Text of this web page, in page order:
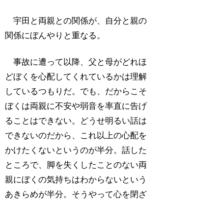
宇田と両親との関係が、自分と親の
関係にぼんやりと重なる。
事故に遭って以降、父と母がどれほ
どぼくを心配してくれているかは理解
しているつもりだ。でも、だからこそ
ぼくは両親に不安や弱音を率直に告げ
ることはできない。どうせ明るい話は
できないのだから、これ以上の心配を
かけたくないというのが半分。話した
ところで、脚を失くしたことのない両
親にぼくの気持ちはわからないという
あきらめが半分。そうやって心を閉ざ